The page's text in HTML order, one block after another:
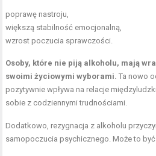
poprawę nastroju,
większą stabilność emocjonalną,
wzrost poczucia sprawczości.
Osoby, które nie piją alkoholu, mają
swoimi życiowymi wyborami. Ta nowo
pozytywnie wpływa na relacje
sobie z codziennymi trudnościami.
Dodatkowo, rezygnacja z alkoholu
samopoczucia psychicznego. Może to